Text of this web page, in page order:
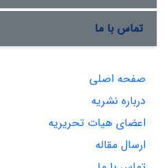
تماس با ما
صفحه اصلی
درباره نشریه
اعضای هیات تحریریه
ارسال مقاله